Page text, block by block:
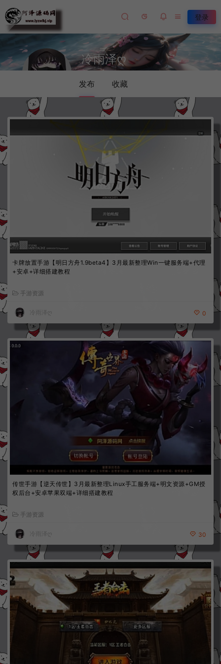
登录
冷雨泽ღ
默认解压密码：www.lyzwlkj.vip
发布 收藏
卡牌放置手游【明日方舟1.9beta4】3月最新整理Win一键服务端+代理
+安卓+详细搭建教程
手游资源
冷雨泽ღ 0
传世手游【逆天传世】3月最新整理Linux手工服务端+明文资源+GM授
权后台+安卓苹果双端+详细搭建教程
手游资源
冷雨泽ღ 30